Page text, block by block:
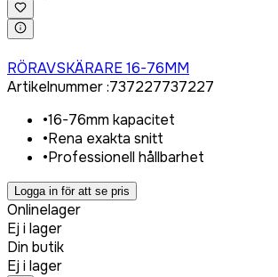
RÖRAVSKÄRARE 16-76MM
Artikelnummer:737227737227
•16-76mm kapacitet
•Rena exakta snitt
•Professionell hållbarhet
Logga in för att se pris
Onlinelager
Ej i lager
Din butik
Ej i lager